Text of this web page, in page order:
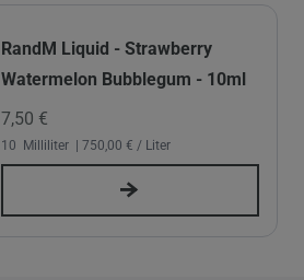
RandM Liquid - Strawberry
Watermelon Bubblegum - 10ml
7,50 €
10 Milliliter | 750,00 € / Liter